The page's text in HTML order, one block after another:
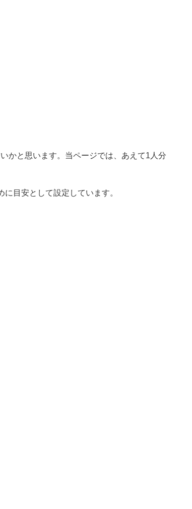
かと思います。当ページでは、あえて1人分
目安として設定しています。